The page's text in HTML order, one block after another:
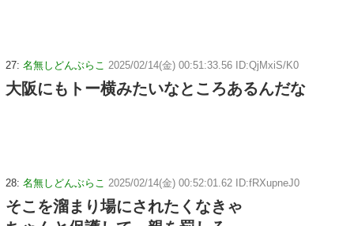
27: 名無しどんぶらこ 2025/02/14(金) 00:51:33.56 ID:QjMxiS/K0
大阪にもトー横みたいなところあるんだな
28: 名無しどんぶらこ 2025/02/14(金) 00:52:01.62 ID:fRXupneJ0
そこを溜まり場にされたくなきゃ